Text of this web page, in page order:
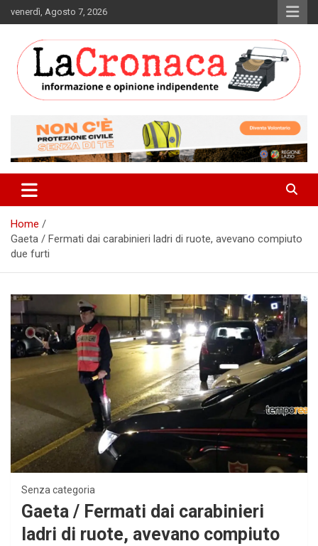
to
venerdì, Agosto 7, 2026
La Cronaca Quotidiano
Home
Gaeta / Fermati dai carabinieri ladri di ruote, avevano compiuto
due furti
Senza categoria
Gaeta / Fermati dai carabinieri
ladri di ruote, avevano compiuto